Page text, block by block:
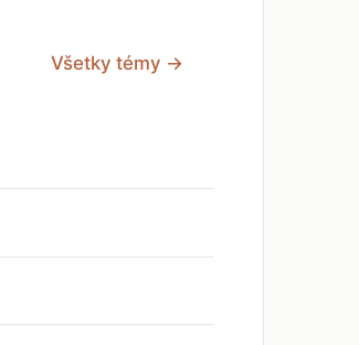
Všetky témy →